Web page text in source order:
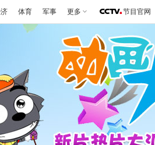
体育 军事 更多 节目官网